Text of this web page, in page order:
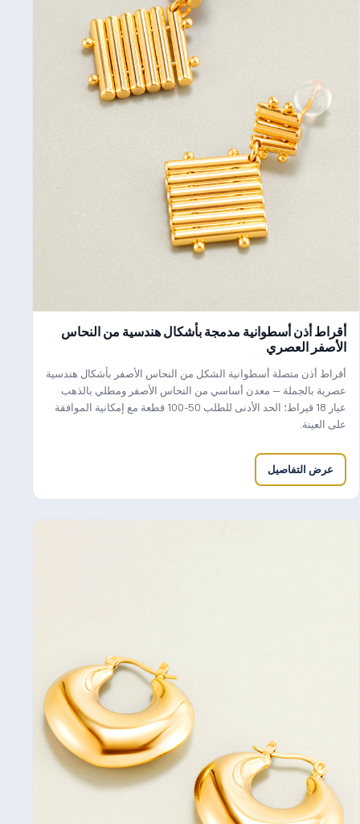
أقراط أذن أسطوانية مدمجة بأشكال هندسية من النحاس
الأصفر العصري
أقراط أذن متصلة أسطوانية الشكل من النحاس الأصفر بأشكال هندسية
عصرية بالجملة — معدن أساسي من النحاس الأصفر ومطلي بالذهب
عيار 18 قيراط؛ الحد الأدنى للطلب 50-100 قطعة مع إمكانية الموافقة
على العينة.
عرض التفاصيل